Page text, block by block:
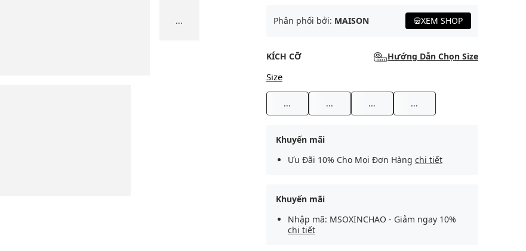
... Phân phối bởi: MAISON XEM SHOP
KÍCH CỠ Hướng Dẫn Chọn Size
Size
... ... ... ...
Khuyến mãi
Ưu Đãi 10% Cho Mọi Đơn Hàng chi tiết
Khuyến mãi
Nhập mã: MSOXINCHAO - Giảm ngay 10%
chi tiết